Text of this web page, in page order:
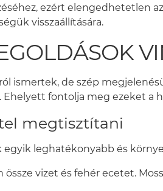
ezért elengedhetetlen
visszaállítására.
ismertek, de szép
fontolja meg ezeket a
megtisztítani
egyik leghatékonyabb és
össze vizet és fehér ecetet.